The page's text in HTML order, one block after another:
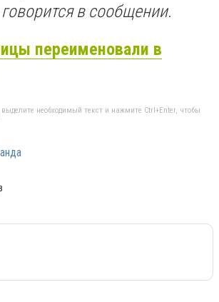
в сообщении.
переименовали в
необходимый текст и нажмите Ctrl+Enter, чтобы